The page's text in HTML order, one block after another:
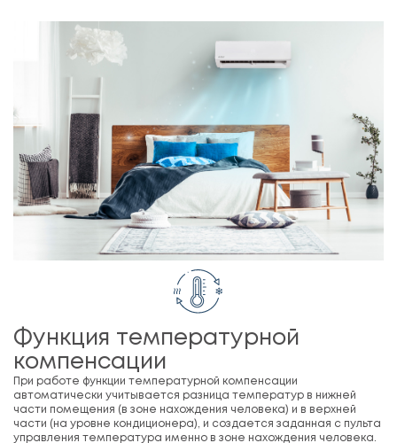
Функция температурной
компенсации
При работе функции температурной компенсации
автоматически учитывается разница температур в нижней
части помещения (в зоне нахождения человека) и в верхней
части (на уровне кондиционера), и создается заданная с пульта
управления температура именно в зоне нахождения человека.